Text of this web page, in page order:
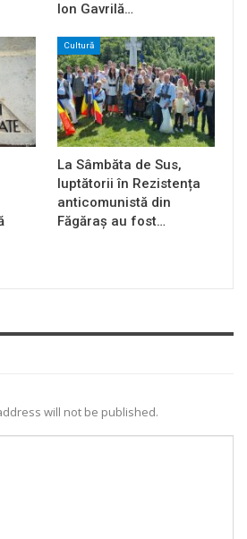
Ion Gavrilă…
Cultură
La Sâmbăta de Sus,
luptătorii în Rezistența
anticomunistă din
Făgăraș au fost…
will not be published.